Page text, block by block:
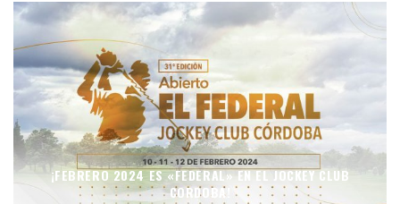
¡FEBRERO 2024 ES «FEDERAL» EN EL JOCKEY CLUB
CORDOBA!